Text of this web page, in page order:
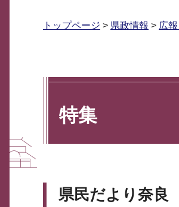
トップページ > 県政情報 > 広
特集
県民だより奈良